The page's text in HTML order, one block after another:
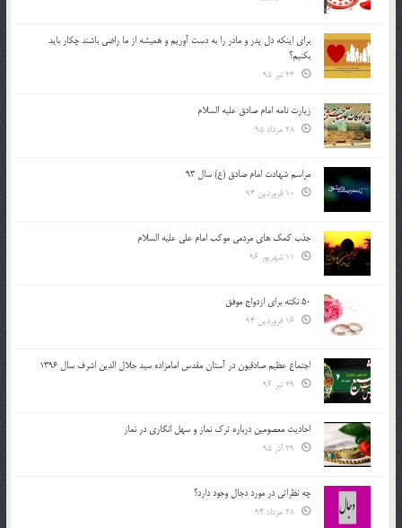
براي اينكه دل پدر و مادر را به دست آوريم و هميشه از ما راضي باشند چكار بايد
بكنيم؟
زیارت نامه امام صادق علیه السلام
مراسم شهادت امام صادق (ع) سال 93
جذب کمک های مردمی موکب امام علی علیه السلام
50 نکته برای ازدواج موفق
اجتماع عظیم صادقیون در آستان مقدس امامزاده سید جلال الدین اشرف سال 1396
احادیث معصومین درباره ترک نماز و سهل انگاری در نماز
چه نظراتی در مورد دجال وجود دارد؟